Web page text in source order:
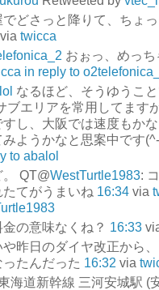
でどさっと降りて、ちょ
via twicca
おぉっ、めっち
in reply to
なるほど、そうゆうこ
ブエリアを常用してます
すし、大阪では速度もか
みようかなと思案中です
to abalol
。 QT@WestTurtle1983:
たてがうまいね 16:34 via
の意味なくね？ 16:33
や昨日のダイヤ改正から
たんだった 16:32 via
海道新幹線 三河安城駅 (